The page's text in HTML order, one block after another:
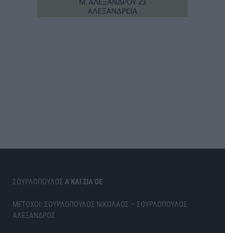
ΣΟΥΡΛΟΠΟΥΛΟΣ Α ΚΑΙ ΣΙΑ ΟΕ
ΜΕΤΟΧΟΙ: ΣΟΥΡΛΟΠΟΥΛΟΣ ΝΙΚΟΛΑΟΣ – ΣΟΥΡΛΟΠΟΥΛΟΣ
ΑΛΕΞΑΝΔΡΟΣ